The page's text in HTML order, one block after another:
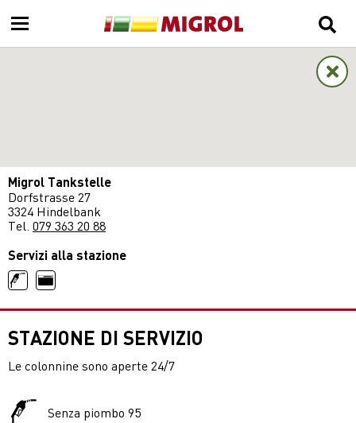
Migrol Tankstelle
Dorfstrasse 27
3324 Hindelbank
Tel. 079 363 20 88
Servizi alla stazione
STAZIONE DI SERVIZIO
Le colonnine sono aperte 24/7
Senza piombo 95